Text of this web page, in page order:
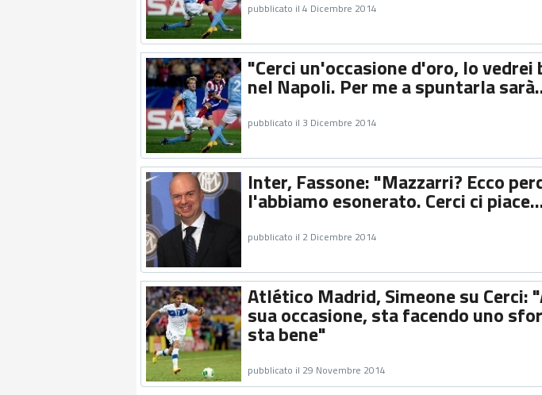
pubblicato il 4 Dicembre 2014
"Cerci un'occasione d'oro, lo vedrei
nel Napoli. Per me a spuntarla
pubblicato il 3 Dicembre 2014
Inter, Fassone: "Mazzarri? Ecco
l'abbiamo esonerato. Cerci ci
pubblicato il 2 Dicembre 2014
Atlético Madrid, Simeone su Cerci:
sua occasione, sta facendo uno
sta bene"
pubblicato il 29 Novembre 2014